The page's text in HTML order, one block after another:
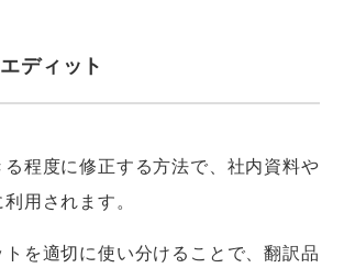
ディット
程度に修正する方法で、社内資料や
用されます。
を適切に使い分けることで、翻訳品